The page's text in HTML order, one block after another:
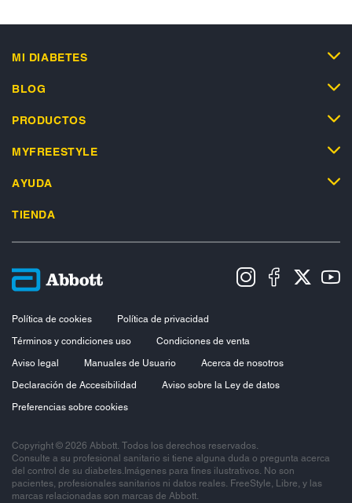
MI DIABETES
BLOG
PRODUCTOS
MYFREESTYLE
AYUDA
TIENDA
Política de cookies
Política de privacidad
Términos y condiciones uso
Condiciones de venta
Aviso legal
Manuales de Usuario
Acerca de nosotros
Declaración de Accesibilidad
Aviso sobre la Ley de datos
Preferencias sobre cookies
Copyright © 2026 Abbott. Todos los derechos reservados.
Consulte a su profesional sanitario si tiene alguna duda o pregunta acerca
del control de su diabetes.Imágenes para fines ilustrativos. No son
pacientes, profesionales sanitarios ni datos reales. FreeStyle, Libre, y las
marcas relacionadas son marcas de Abbott.